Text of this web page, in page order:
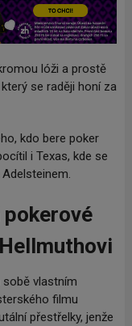
lóži a prostě
se raději honí za
kdo bere poker
i Texas, kde se
pokerové
vlastním
filmu
přestřelky, jenže